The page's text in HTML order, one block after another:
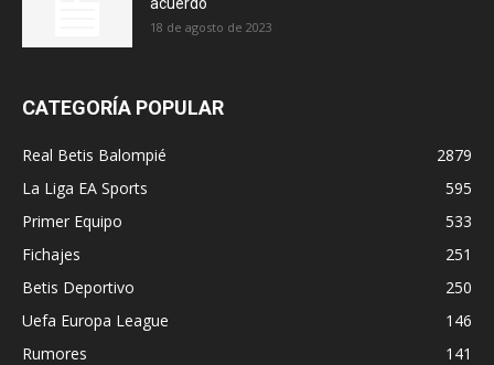
18 de agosto de 2023
CATEGORÍA POPULAR
Real Betis Balompié
2879
La Liga EA Sports
595
Primer Equipo
533
Fichajes
251
Betis Deportivo
250
Uefa Europa League
146
Rumores
141